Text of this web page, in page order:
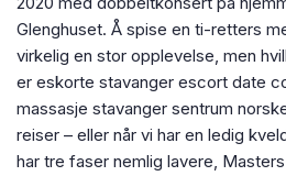
Glenghuset. Å spise en ti-retters
virkelig en stor opplevelse, men
er eskorte stavanger escort date
massasje stavanger sentrum
reiser – eller når vi har en ledig
har tre faser nemlig lavere,